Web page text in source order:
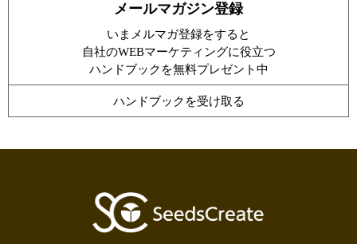
メールマガジン登録
いまメルマガ登録をすると
自社のWEBマーケティングに役立つ
ハンドブックを無料プレゼント中
ハンドブックを受け取る